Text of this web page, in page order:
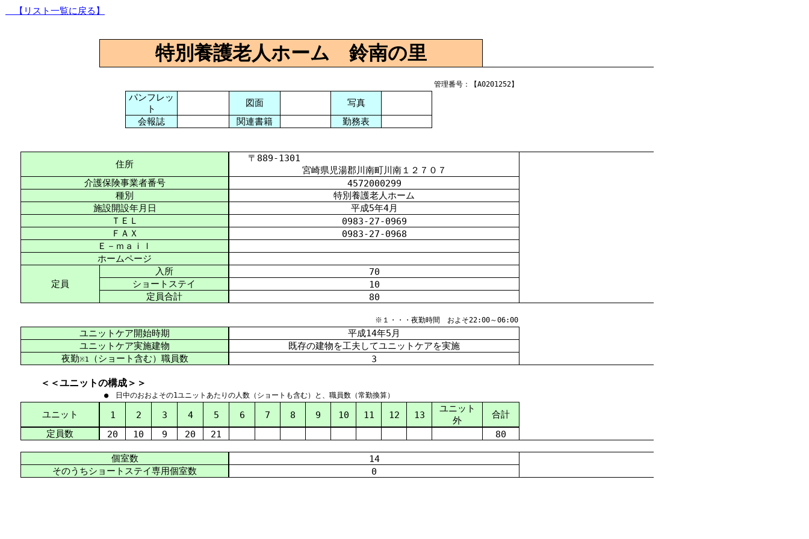
【リスト一覧に戻る】
特別養護老人ホーム 鈴南の里
管理番号：【A0201252】
パンフレッ
ト
図面
写真
会報誌
関連書籍 勤務表
住所
〒889-1301
宮崎県児湯郡川南町川南１２７０７
介護保険事業者番号
4572000299
種別
特別養護老人ホーム
施設開設年月日
平成5年4月
ＴＥＬ
0983-27-0969
ＦＡＸ
0983-27-0968
Ｅ－ｍａｉｌ
ホームページ
定員
入所
70
ショートステイ
10
定員合計
80
※１・・・夜勤時間 およそ22:00～06:00
ユニットケア開始時期 平成14年5 月
ユニットケア実施建物
既存の建物を工夫してユニットケアを実施
夜勤※1 （ショート含む）職員数 3
＜＜ユニットの構成＞＞
● 日中のおおよその1ユニットあたりの人数（ショートも含む）と、職員数（常勤換算）
ユニット 1 2 3 4 5 6 7 8 9 10 11 12 13
ユニット
合計
外
定員数
20 10 9 20 21 80
個室数
14
そのうちショートステイ専用個室数
0